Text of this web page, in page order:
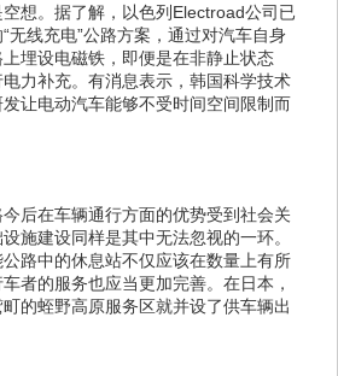
想。据了解，以色列Electroad公司已
无线充电”公路方案，通过对汽车自身
埋设电磁铁，即便是在非静止状态
力补充。有消息表示，韩国科学技术
让电动汽车能够不受时间空间限制而
在车辆通行方面的优势受到社会关
施建设同样是其中无法忽视的一环。
路中的休息站不仅应该在数量上有所
者的服务也应当更加完善。在日本，
的蛭野高原服务区就并设了供车辆出